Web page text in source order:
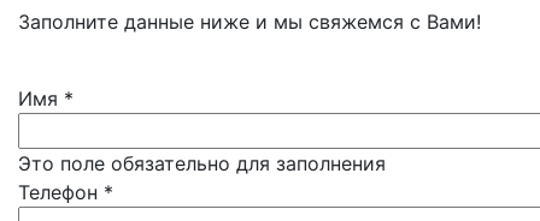
Заполните данные ниже и мы свяжемся с Вами!
Имя *
Это поле обязательно для заполнения
Телефон *